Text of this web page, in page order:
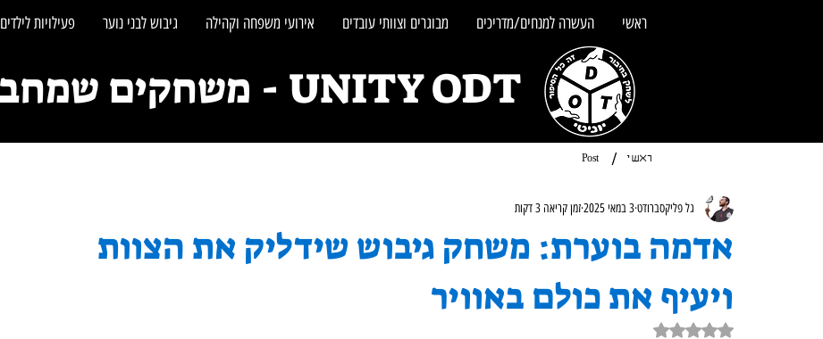
UNITY ODT - משחקים שמחברים אנשים
ראשי העשרה למנחים/מדריכים מבוגרים וצוותי עובדים אירועי משפחה וקהילה גיבוש לבני נוער פעילויות לילדים
ראשי /
Post
אדמה בוערת: משחק גיבוש שידליק את הצוות
ויעיף את כולם באוויר
גל פליקסברודט3 במאי 2025 זמן קריאה 3 דקות
דירוג של NaN מתוך 5 כוכבים